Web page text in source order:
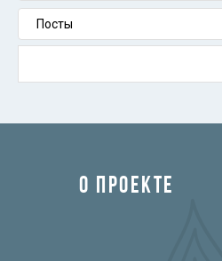
Посты
О ПРОЕКТЕ